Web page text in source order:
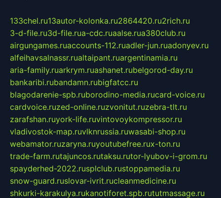
133chel.ru13autor-kolonka.ru2864420.ru2rich.ru
3-d-file.ru3d-file.rua-cdc.ruaalse.rua380club.ru
airgungames.ruaccounts-112.ruadler-jun.ruadonyev.ru
alfeihavsalnassr.rualtaipant.ruargentinamia.ru
aria-family.ruarkrym.ruashanet.rubelgorod-day.ru
bankaribi.rubandamn.rubigfatcc.ru
blagodarenie-spb.ruborodino-media.rucard-voice.ru
cardvoice.ruzed-online.ruzvonitut.ruzebra-tlt.ru
zarafshan.ruyork-life.ruvintovoykompressor.ru
vladivostok-map.ruvlknrussia.ruwasabi-shop.ru
webamator.ruzaryna.ruyoutubefree.rux-ton.ru
trade-farm.rutajuncos.rutaksu.rutor-lyubov-i-grom.ru
spayderhed-2022.rusplclub.rustoppamedia.ru
snow-guard.ruslovar-ivrit.rucleanmedicine.ru
shkurki-karakulya.rukanotiforet.spb.rututmassage.ru